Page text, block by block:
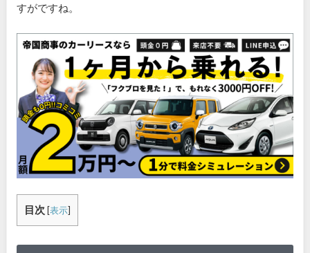
すがですね。
目次 [表示]